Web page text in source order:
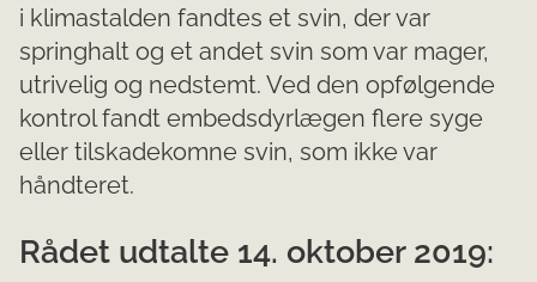
i klimastalden fandtes et svin, der var
springhalt og et andet svin som var mager,
utrivelig og nedstemt. Ved den opfølgende
kontrol fandt embedsdyrlægen flere syge
eller tilskadekomne svin, som ikke var
håndteret.
Rådet udtalte 14. oktober 2019: